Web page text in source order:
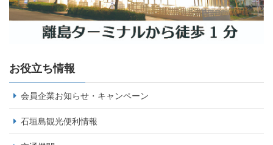
お役立ち情報
会員企業お知らせ・キャンペーン
石垣島観光便利情報